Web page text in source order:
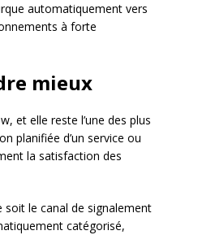
automatiquement vers
à forte
mieux
et elle reste l’une des plus
planifiée d’un service ou
la satisfaction des
soit le canal de signalement
catégorisé,